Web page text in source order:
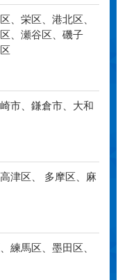
、栄区、港北区、
、瀬谷区、磯子
市、鎌倉市、大和
津区、 多摩区、麻
練馬区、墨田区、